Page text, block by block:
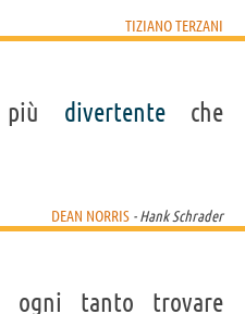
TIZIANO TERZANI
più divertente che
DEAN NORRIS - Hank Schrader
ogni tanto trovare